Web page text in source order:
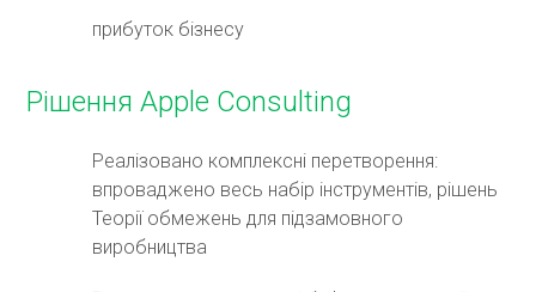
прибуток бізнесу
Рішення Apple Consulting
Реалізовано комплексні перетворення:
впроваджено весь набір інструментів, рішень
Теорії обмежень для підзамовного
виробництва